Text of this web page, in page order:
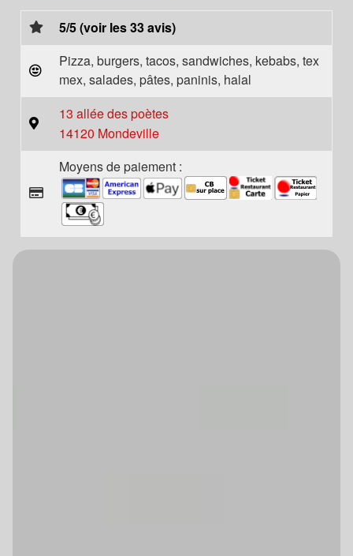
5/5 (voir les 33 avis)
Pizza, burgers, tacos, sandwiches, kebabs, tex
mex, salades, pâtes, paninis, halal
13 allée des poètes
14120 Mondeville
Moyens de paiement :